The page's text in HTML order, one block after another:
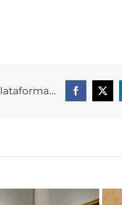
Facebook
X